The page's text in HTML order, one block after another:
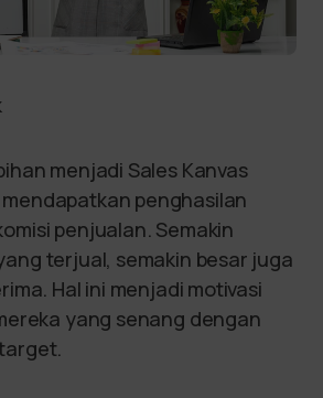
menjadi Sales Kanvas
penghasilan
penjualan. Semakin
terjual, semakin besar juga
Hal ini menjadi motivasi
yang senang dengan